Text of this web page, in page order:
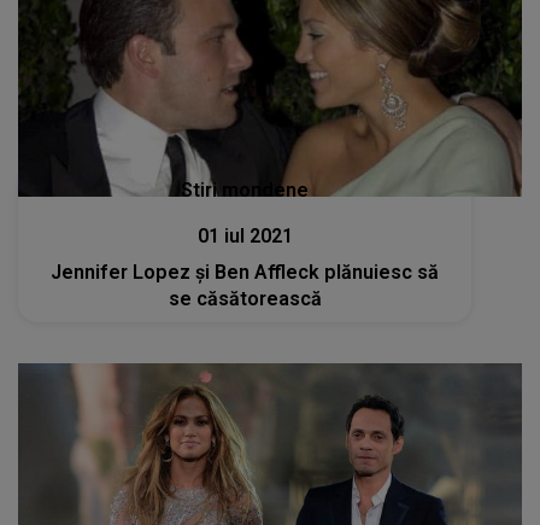
Stiri mondene
01 iul 2021
Jennifer Lopez și Ben Affleck plănuiesc să
se căsătorească